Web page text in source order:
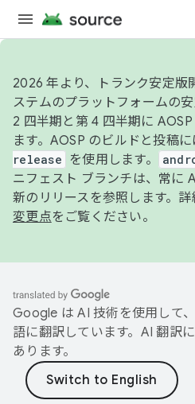
2026 年より、トランク安定版
ステムのプラットフォームの
2 四半期と第 4 四半期に
ます。AOSP のビルドと投稿に
release
を使用します。
ニフェスト ブランチは、常に
新のリリースを参照します。
変更点をご覧ください。
Google は AI 技術を使用して
語に翻訳しています。AI 翻訳
あります。